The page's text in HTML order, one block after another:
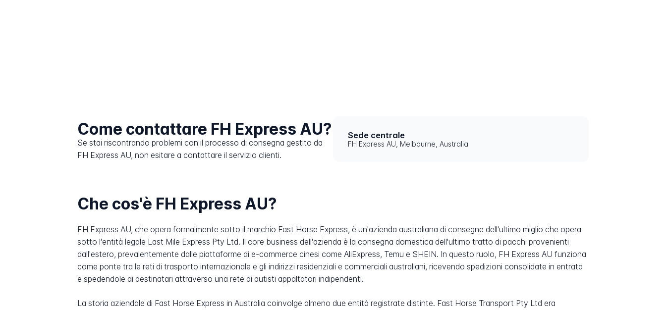
Come contattare FH Express AU?
Se stai riscontrando problemi con il processo di consegna gestito da
FH Express AU, non esitare a contattare il servizio clienti.
Sede centrale
FH Express AU, Melbourne, Australia
Che cos'è FH Express AU?
FH Express AU, che opera formalmente sotto il marchio Fast Horse Express, è un'azienda australiana di consegne dell'ultimo miglio che opera
sotto l'entità legale Last Mile Express Pty Ltd. Il core business dell'azienda è la consegna domestica dell'ultimo tratto di pacchi provenienti
dall'estero, prevalentemente dalle piattaforme di e-commerce cinesi come AliExpress, Temu e SHEIN. In questo ruolo, FH Express AU funziona
come ponte tra le reti di trasporto internazionale e gli indirizzi residenziali e commerciali australiani, ricevendo spedizioni consolidate in entrata
e spedendole ai destinatari attraverso una rete di autisti appaltatori indipendenti.
La storia aziendale di Fast Horse Express in Australia coinvolge almeno due entità registrate distinte. Fast Horse Transport Pty Ltd era